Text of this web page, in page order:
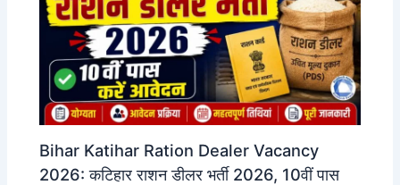
Bihar Katihar Ration Dealer Vacancy
2026: कटिहार राशन डीलर भर्ती 2026, 10वीं पास